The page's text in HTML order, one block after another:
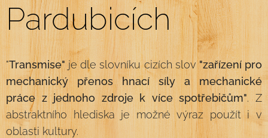
Pardubicích
"Transmise"je dle slovníku cizích slov"zařízení pro
mechanický přenos hnací síly a mechanické
práce z jednoho zdroje k více spotřebičům". Z
abstraktního hlediska je možné výraz použít i v
oblasti kultury.